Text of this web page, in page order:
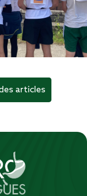
articles